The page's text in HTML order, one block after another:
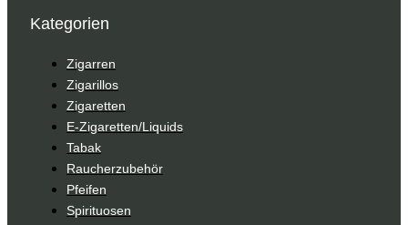
Kategorien
Zigarren
Zigarillos
Zigaretten
E-Zigaretten/Liquids
Tabak
Raucherzubehör
Pfeifen
Spirituosen